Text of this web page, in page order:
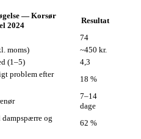
— Korsør
2024
Resultat
74
moms)
~450 kr.
(1–5)
4,3
problem efter
18 %
7–14
dage
og
62 %